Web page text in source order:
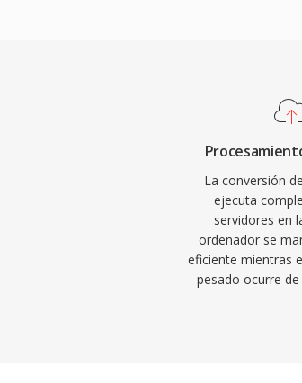
La conversión
ejecuta
servidores en
ordenador se
eficiente mientras
pesado ocurre